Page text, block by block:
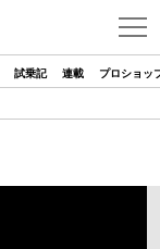
試乗記 連載 プロショッ